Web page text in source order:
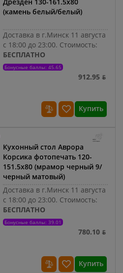
(камень белый/белый)
Доставка в г.Минск 11 августа
с 18:00 до 23:00. Стоимость:
БЕСПЛАТНО
Бонусные баллы: 45.65
912.95 ƃ
Купить
Кухонный стол Аврора
Корсика фотопечать 120-
151.5x80 (мрамор черный 9/
черный матовый)
Доставка в г.Минск 11 августа
с 18:00 до 23:00. Стоимость:
БЕСПЛАТНО
Бонусные баллы: 39.01
780.10 ƃ
Купить